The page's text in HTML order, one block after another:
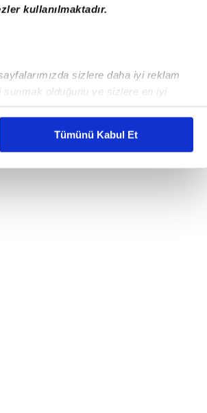
kullanılmaktadır.
sizlere daha iyi reklam
sunmak olduğunu ve sizlere en iyi
maliyetlerimizi karşılamak
ait çerezler kullanılmaktadır. Bu
Tümünü Kabul Et